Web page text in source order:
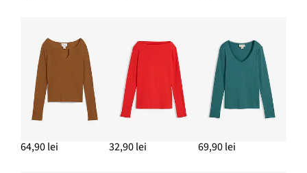
159,90 lei
ADAUGĂ ÎN COȘ
64,90 lei 32,90 lei 69,90 lei